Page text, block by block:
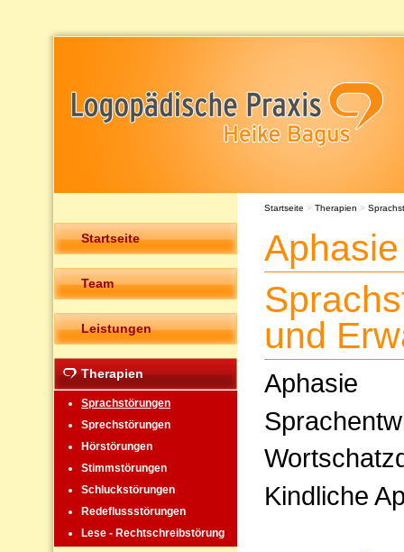
Startseite
Team
Leistungen
Therapien
Sprachstörungen
Sprechstörungen
Hörstörungen
Stimmstörungen
Schluckstörungen
Redeflussstörungen
Lese - Rechtschreibstörung
Startseite > Therapien >
und
Aphasie
Kindliche